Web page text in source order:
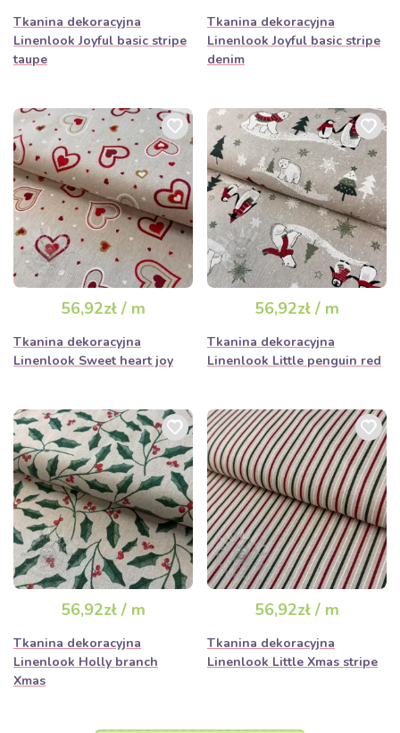
Tkanina dekoracyjna
Linenlook Joyful basic stripe
taupe
Tkanina dekoracyjna
Linenlook Joyful basic stripe
denim
56,92zł / m
Tkanina dekoracyjna
Linenlook Sweet heart joy
56,92zł / m
Tkanina dekoracyjna
Linenlook Little penguin red
56,92zł / m
Tkanina dekoracyjna
Linenlook Holly branch
Xmas
56,92zł / m
Tkanina dekoracyjna
Linenlook Little Xmas stripe